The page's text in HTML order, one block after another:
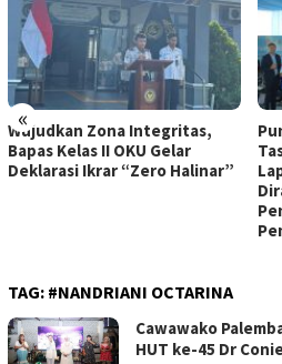
«
Wujudkan Zona Integritas,
Bapas Kelas II OKU Gelar
Deklarasi Ikrar “Zero Halinar”
TAG: #NANDRIANI OCTARINA
Cawawako
HUT ke-45 Dr